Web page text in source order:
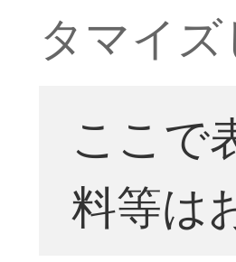
タマイズ
ここで
料等は